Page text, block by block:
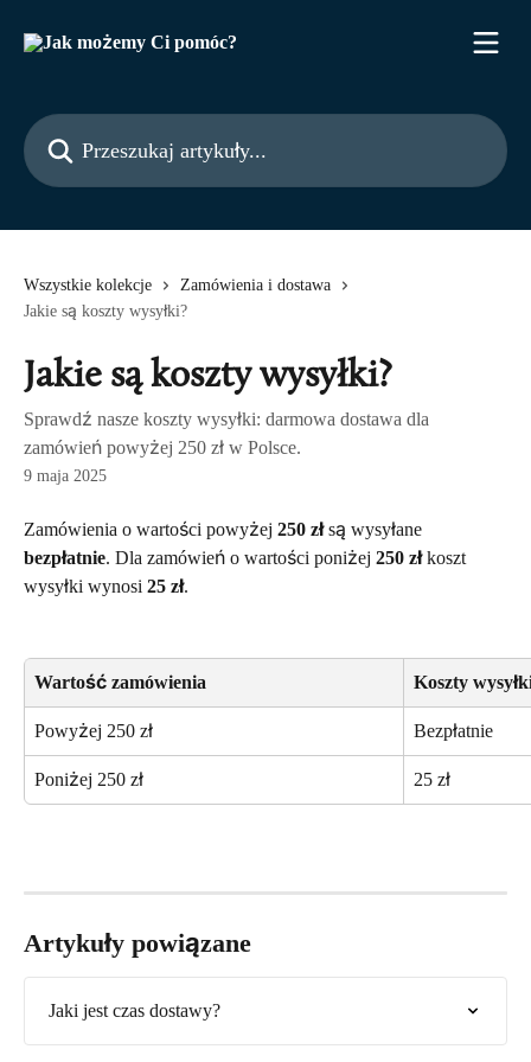
Przeszukaj artykuły...
Wszystkie kolekcje
Zamówienia i dostawa
Jakie są koszty wysyłki?
Jakie są koszty wysyłki?
Sprawdź nasze koszty wysyłki: darmowa dostawa dla
zamówień powyżej 250 zł w Polsce.
9 maja 2025
Zamówienia o wartości powyżej 250 zł są wysyłane
bezpłatnie. Dla zamówień o wartości poniżej 250 zł koszt
wysyłki wynosi 25 zł.
Wartość zamówienia Koszty
Powyżej 250 zł Bezpłatnie
Poniżej 250 zł 25 zł
Artykuły powiązane
Jaki jest czas dostawy?